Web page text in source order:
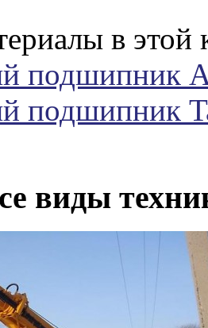
в этой
подшипник
подшипник
виды